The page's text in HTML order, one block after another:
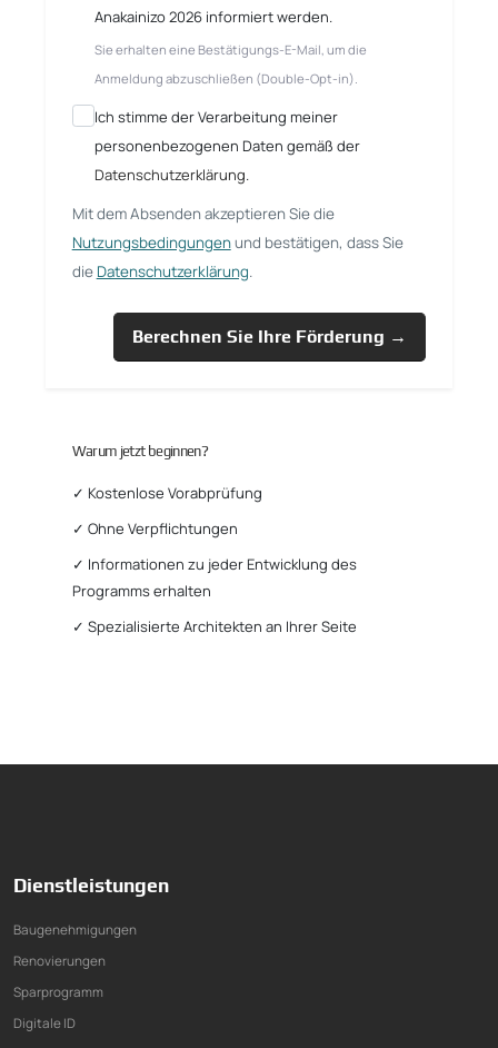
Anakainizo 2026 informiert werden.
Sie erhalten eine Bestätigungs-E-Mail, um die
Anmeldung abzuschließen (Double-Opt-in).
Ich stimme der Verarbeitung meiner
personenbezogenen Daten gemäß der
Datenschutzerklärung.
Mit dem Absenden akzeptieren Sie die
Nutzungsbedingungenund bestätigen, dass Sie
die Datenschutzerklärung
Berechnen Sie Ihre Förderung →
Warum jetzt beginnen?
✓ Kostenlose Vorabprüfung
✓ Ohne Verpflichtungen
✓ Informationen zu jeder Entwicklung des
Programms erhalten
✓ Spezialisierte Architekten an Ihrer Seite
Dienstleistungen
Baugenehmigungen
Renovierungen
Sparprogramm
Digitale ID